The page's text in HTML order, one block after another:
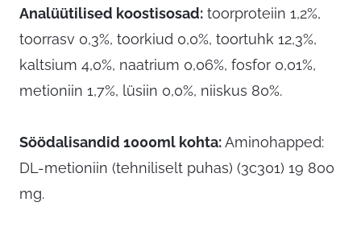
Analüütilised koostisosad: toorproteiin 1,2%,
toorrasv 0,3%, toorkiud 0,0%, toortuhk 12,3%,
kaltsium 4,0%, naatrium 0,06%, fosfor 0,01%,
metioniin 1,7%, lüsiin 0,0%, niiskus 80%.
Söödalisandid 1000ml kohta:Aminohapped:
DL-metioniin (tehniliselt puhas) (3c301) 19 800
mg.